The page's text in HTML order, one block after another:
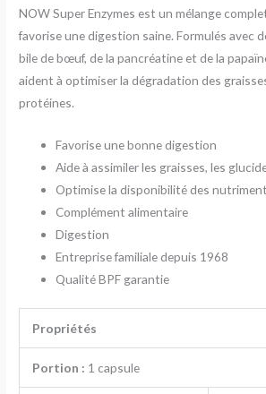
NOW Super Enzymes est un mélange
favorise une digestion saine. Formulés avec
bile de bœuf, de la pancréatine et de la
aident à optimiser la dégradation des
protéines.
Favorise une bonne digestion
Aide à assimiler les graisses, les
Optimise la disponibilité des
Complément alimentaire
Digestion
Entreprise familiale depuis 1968
Qualité BPF garantie
Propriétés
Portion : 1 capsule